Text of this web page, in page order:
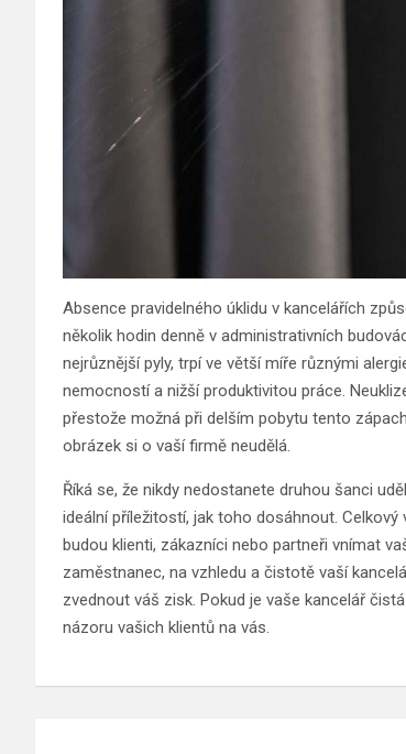
Absence pravidelného úklidu v kancelářích
několik hodin denně v administrativních
nejrůznější pyly, trpí ve větší míře různými
nemocností a nižší produktivitou práce.
přestože možná při delším pobytu tento
obrázek si o vaší firmě neudělá.
Říká se, že nikdy nedostanete druhou šanci
ideální příležitostí, jak toho dosáhnout.
budou klienti, zákazníci nebo partneři vnímat
zaměstnanec, na vzhledu a čistotě vaší
zvednout váš zisk. Pokud je vaše kancelář
názoru vašich klientů na vás.